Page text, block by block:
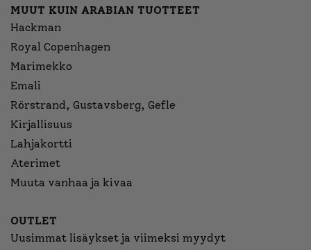
MUUT KUIN ARABIAN TUOTTEET
Hackman
Royal Copenhagen
Marimekko
Emali
Rörstrand, Gustavsberg, Gefle
Kirjallisuus
Lahjakortti
Aterimet
Muuta vanhaa ja kivaa
OUTLET
Uusimmat lisäykset ja viimeksi myydyt